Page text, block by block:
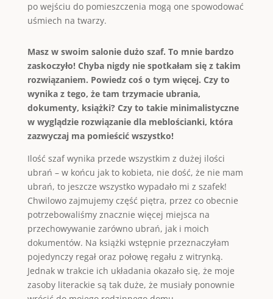
po wejściu do pomieszczenia mogą one spowodować
uśmiech na twarzy.
Masz w swoim salonie dużo szaf. To mnie bardzo
zaskoczyło! Chyba nigdy nie spotkałam się z takim
rozwiązaniem. Powiedz coś o tym więcej. Czy to
wynika z tego, że tam trzymacie ubrania,
dokumenty, książki? Czy to takie minimalistyczne
w wyglądzie rozwiązanie dla meblościanki, która
zazwyczaj ma pomieścić wszystko!
Ilość szaf wynika przede wszystkim z dużej ilości
ubrań – w końcu jak to kobieta, nie dość, że nie mam
ubrań, to jeszcze wszystko wypadało mi z szafek!
Chwilowo zajmujemy część piętra, przez co obecnie
potrzebowaliśmy znacznie więcej miejsca na
przechowywanie zarówno ubrań, jak i moich
dokumentów. Na książki wstępnie przeznaczyłam
pojedynczy regał oraz połowę regału z witrynką.
Jednak w trakcie ich układania okazało się, że moje
zasoby literackie są tak duże, że musiały ponownie